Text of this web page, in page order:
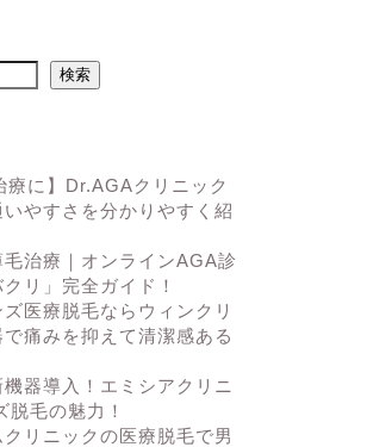
検索
療に】Dr.AGAクリニック
やすさを分かりやすく紹
治療｜オンラインAGA診
リ」完全ガイド！
医療脱毛ならウィンクリ
痛みを抑えて清潔感ある
器導入！エミシアクリニ
脱毛の魅力！
リニックの医療脱毛で男